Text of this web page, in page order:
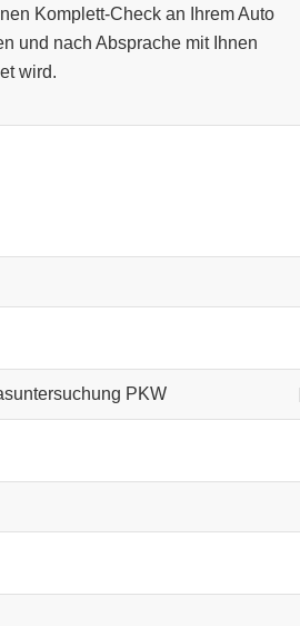
Komplett-Check an Ihrem Auto
und nach Absprache mit Ihnen
wird.